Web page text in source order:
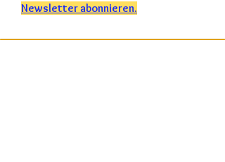
Newsletter abonnieren.